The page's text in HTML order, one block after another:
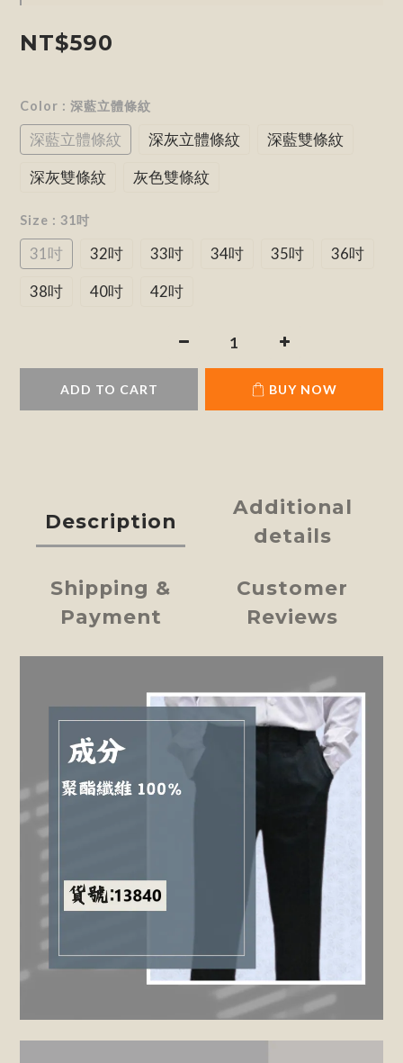
NT$590
Color : 深藍立體條紋
深藍立體條紋 深灰立體條紋
深藍雙條紋
深灰雙條紋
灰色雙條紋
Size : 31吋
31吋 32吋 33吋 34吋 35吋
36吋
38吋
40吋 42吋
ADD TO CART BUY NOW
Description
Additional
details
Shipping &
Payment
Customer
Reviews